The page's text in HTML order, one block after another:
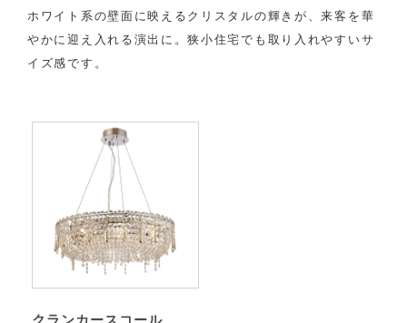
ホワイト系の壁面に映えるクリスタルの輝きが、来客を華
やかに迎え入れる演出に。狭小住宅でも取り入れやすいサ
イズ感です。
クランカースコール